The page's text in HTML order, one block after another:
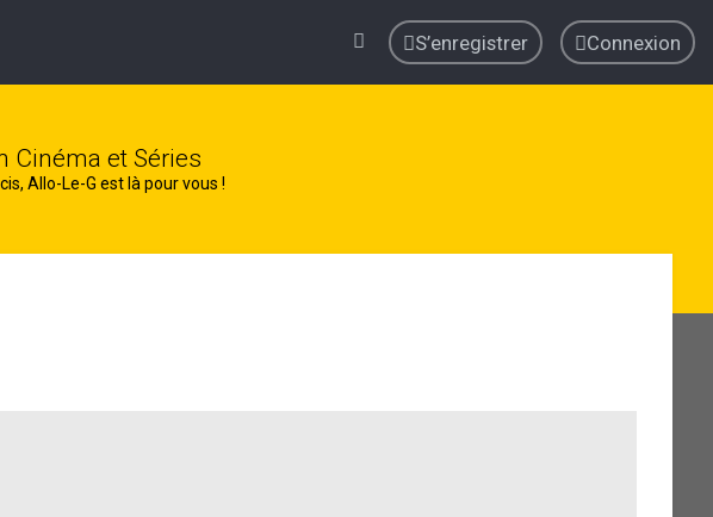
Connexion
S’enregistrer
Cinéma et Séries
Allo-Le-G est là pour vous !